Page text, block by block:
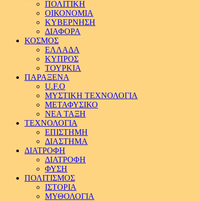
ΠΟΛΙΤΙΚΗ
ΟΙΚΟΝΟΜΙΑ
ΚΥΒΕΡΝΗΣΗ
ΔΙΑΦΟΡΑ
ΚΟΣΜΟΣ
ΕΛΛΑΔΑ
ΚΥΠΡΟΣ
ΤΟΥΡΚΙΑ
ΠΑΡΑΞΕΝΑ
U.F.O
ΜΥΣΤΙΚΗ ΤΕΧΝΟΛΟΓΙΑ
ΜΕΤΑΦΥΣΙΚΟ
ΝΕΑ ΤΑΞΗ
ΤΕΧΝΟΛΟΓΙΑ
ΕΠΙΣΤΗΜΗ
ΔΙΑΣΤΗΜΑ
ΔΙΑΤΡΟΦΗ
ΔΙΑΤΡΟΦΗ
ΦΥΣΗ
ΠΟΛΙΤΙΣΜΟΣ
ΙΣΤΟΡΙΑ
ΜΥΘΟΛΟΓΙΑ